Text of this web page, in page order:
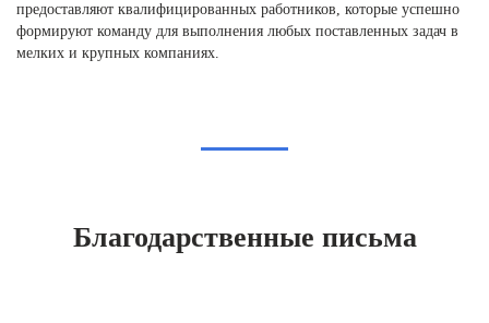
предоставляют квалифицированных работников, которые успешно
формируют команду для выполнения любых поставленных задач в
мелких и крупных компаниях.
Благодарственные письма